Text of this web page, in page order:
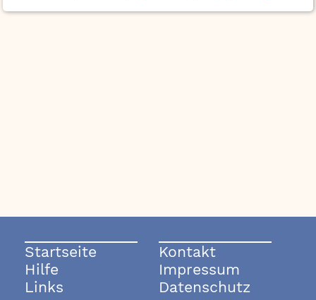
Startseite
Hilfe
Links
Kontakt
Impressum
Datenschutz